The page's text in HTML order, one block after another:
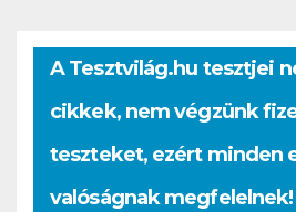
A Tesztvilág.hu tesztjei
cikkek, nem végzünk
teszteket, ezért minden
valóságnak megfelelnek!